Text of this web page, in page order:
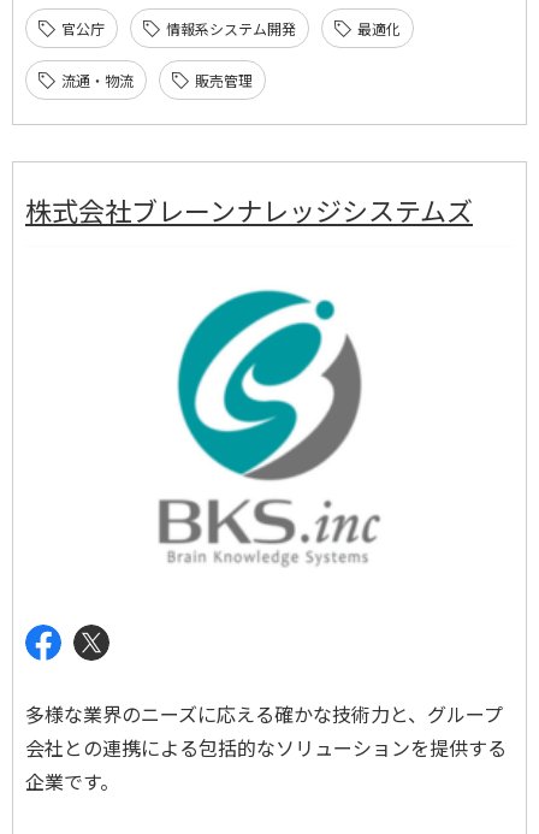
官公庁 情報系システム開発 最適化
流通・物流 販売管理
株式会社ブレーンナレッジシステムズ
多様な業界のニーズに応える確かな技術力と、グループ
会社との連携による包括的なソリューションを提供する
企業です。